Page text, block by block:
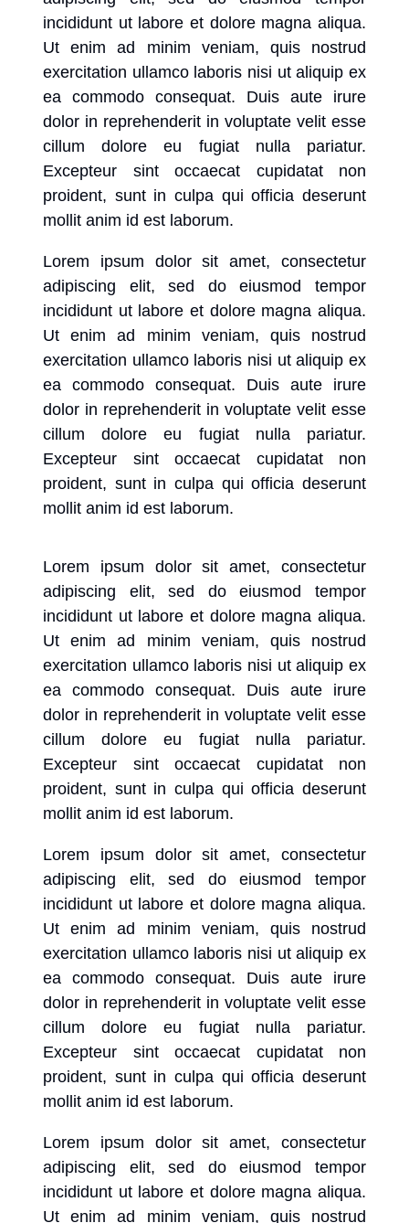
incididunt ut labore et dolore magna aliqua.
Ut enim ad minim veniam, quis nostrud
exercitation ullamco laboris nisi ut aliquip ex
ea commodo consequat. Duis aute irure
dolor in reprehenderit in voluptate velit esse
cillum dolore eu fugiat nulla pariatur.
Excepteur sint occaecat cupidatat non
proident, sunt in culpa qui officia deserunt
mollit anim id est laborum.
Lorem ipsum dolor sit amet, consectetur
adipiscing elit, sed do eiusmod tempor
incididunt ut labore et dolore magna aliqua.
Ut enim ad minim veniam, quis nostrud
exercitation ullamco laboris nisi ut aliquip ex
ea commodo consequat. Duis aute irure
dolor in reprehenderit in voluptate velit esse
cillum dolore eu fugiat nulla pariatur.
Excepteur sint occaecat cupidatat non
proident, sunt in culpa qui officia deserunt
mollit anim id est laborum.
Lorem ipsum dolor sit amet, consectetur
adipiscing elit, sed do eiusmod tempor
incididunt ut labore et dolore magna aliqua.
Ut enim ad minim veniam, quis nostrud
exercitation ullamco laboris nisi ut aliquip ex
ea commodo consequat. Duis aute irure
dolor in reprehenderit in voluptate velit esse
cillum dolore eu fugiat nulla pariatur.
Excepteur sint occaecat cupidatat non
proident, sunt in culpa qui officia deserunt
mollit anim id est laborum.
Lorem ipsum dolor sit amet, consectetur
adipiscing elit, sed do eiusmod tempor
incididunt ut labore et dolore magna aliqua.
Ut enim ad minim veniam, quis nostrud
exercitation ullamco laboris nisi ut aliquip ex
ea commodo consequat. Duis aute irure
dolor in reprehenderit in voluptate velit esse
cillum dolore eu fugiat nulla pariatur.
Excepteur sint occaecat cupidatat non
proident, sunt in culpa qui officia deserunt
mollit anim id est laborum.
Lorem ipsum dolor sit amet, consectetur
adipiscing elit, sed do eiusmod tempor
incididunt ut labore et dolore magna aliqua.
Ut enim ad minim veniam, quis nostrud